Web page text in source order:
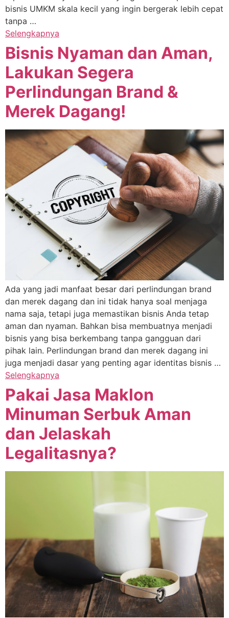
bisnis UMKM skala kecil yang ingin bergerak lebih cepat
tanpa …
Selengkapnya
Bisnis Nyaman dan Aman,
Lakukan Segera
Perlindungan Brand &
Merek Dagang!
Ada yang jadi manfaat besar dari perlindungan brand
dan merek dagang dan ini tidak hanya soal menjaga
nama saja, tetapi juga memastikan bisnis Anda tetap
aman dan nyaman. Bahkan bisa membuatnya menjadi
bisnis yang bisa berkembang tanpa gangguan dari
pihak lain. Perlindungan brand dan merek dagang ini
juga menjadi dasar yang penting agar identitas bisnis …
Selengkapnya
Pakai Jasa Maklon
Minuman Serbuk Aman
dan Jelaskah
Legalitasnya?